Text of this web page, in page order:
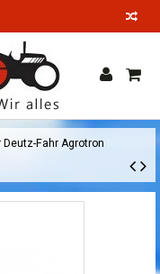
Fahr Agrotron